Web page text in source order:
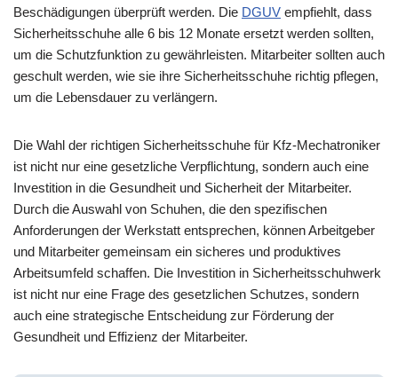
Beschädigungen überprüft werden. Die DGUV empfiehlt, dass
Sicherheitsschuhe alle 6 bis 12 Monate ersetzt werden sollten,
um die Schutzfunktion zu gewährleisten. Mitarbeiter sollten auch
geschult werden, wie sie ihre Sicherheitsschuhe richtig pflegen,
um die Lebensdauer zu verlängern.
Die Wahl der richtigen Sicherheitsschuhe für Kfz-Mechatroniker
ist nicht nur eine gesetzliche Verpflichtung, sondern auch eine
Investition in die Gesundheit und Sicherheit der Mitarbeiter.
Durch die Auswahl von Schuhen, die den spezifischen
Anforderungen der Werkstatt entsprechen, können Arbeitgeber
und Mitarbeiter gemeinsam ein sicheres und produktives
Arbeitsumfeld schaffen. Die Investition in Sicherheitsschuhwerk
ist nicht nur eine Frage des gesetzlichen Schutzes, sondern
auch eine strategische Entscheidung zur Förderung der
Gesundheit und Effizienz der Mitarbeiter.